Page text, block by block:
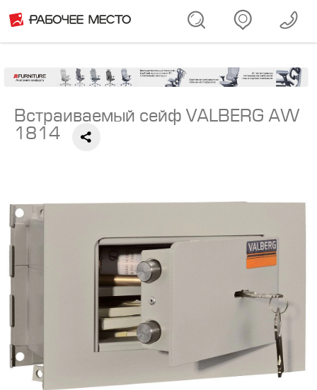
Встраиваемый сейф VALBERG AW
1814